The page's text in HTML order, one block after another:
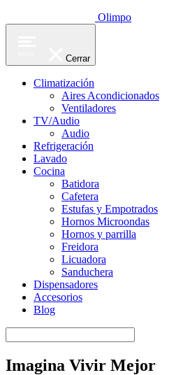
Olimpo
Cerrar
Climatización
Aires Acondicionados
Ventiladores
TV/Audio
Audio
Refrigeración
Lavado
Cocina
Batidora
Cafetera
Estufas y Empotrados
Hornos Microondas
Hornos y parrilla
Freidora
Licuadora
Sanduchera
Dispensadores
Accesorios
Blog
Imagina Vivir Mejor